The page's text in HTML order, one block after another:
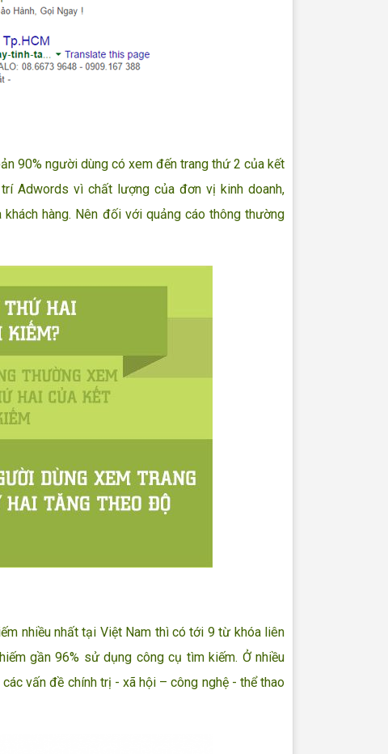
90% người dùng có xem đến trang thứ 2 của kết
Adwords vì chất lượng của đơn vị kinh doanh,
hàng. Nên đối với quảng cáo thông thường
nhiều nhất tại Việt Nam thì có tới 9 từ khóa liên
gần 96% sử dụng công cụ tìm kiếm. Ở nhiều
vấn đề chính trị - xã hội – công nghệ - thể thao